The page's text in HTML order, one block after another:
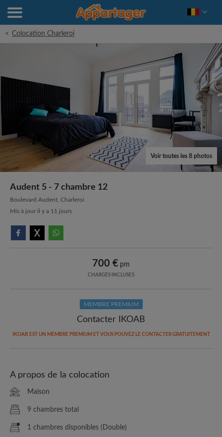
< Colocation Charleroi
Voir toutes les 8 photos
Audent 5 - 7 chambre 12
Boulevard Audent, Charleroi
Mis à jour il y a 11 jours
700 € pm
CHARGES INCLUSES
MEMBRE PREMIUM
Contacter IKOAB
IKOAB EST UN MEMBRE PREMIUM ET VOUS POUVEZ LE CONTACTER GRATUITEMENT
A propos de la colocation
Maison
9 chambres total
1 chambres disponibles (Double)